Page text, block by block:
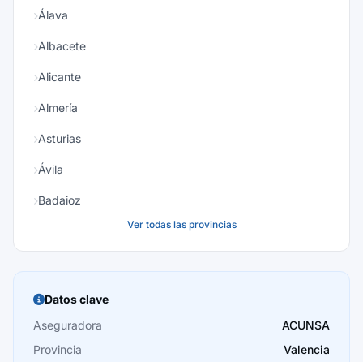
Álava
Albacete
Alicante
Almería
Asturias
Ávila
Badajoz
Burgos
Cáceres
Cádiz
Ver todas las provincias
Datos clave
Aseguradora
ACUNSA
Provincia
Valencia